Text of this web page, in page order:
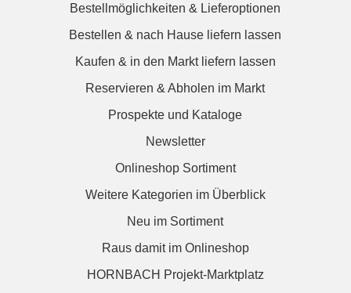
Bestellmöglichkeiten & Lieferoptionen
Bestellen & nach Hause liefern lassen
Kaufen & in den Markt liefern lassen
Reservieren & Abholen im Markt
Prospekte und Kataloge
Newsletter
Onlineshop Sortiment
Weitere Kategorien im Überblick
Neu im Sortiment
Raus damit im Onlineshop
HORNBACH Projekt-Marktplatz